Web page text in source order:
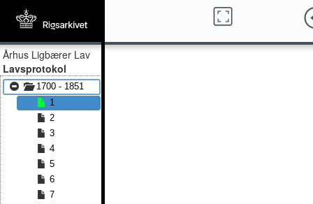
Århus Ligbærer Lav
Lavsprotokol
1700 - 1851
1
2
3
4
5
6
7